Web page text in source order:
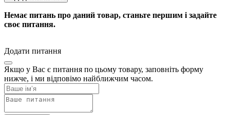
Немає питань про даний товар, станьте першим і задайте
своє питання.
Додати питання
Якщо у Вас є питання по цьому товару, заповніть форму
нижче, і ми відповімо найближчим часом.